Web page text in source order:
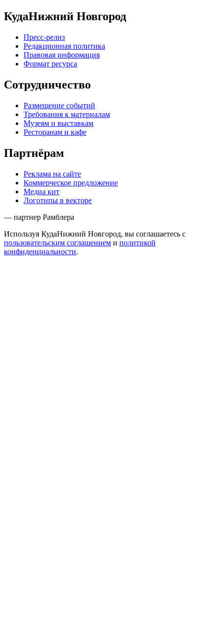
КудаНижний Новгород
Пресс-релиз
Редакционная политика
Правовая информация
Формат ресурса
Сотрудничество
Размещение событий
Требования к материалам
Музеям и выставкам
Ресторанам и кафе
Партнёрам
Реклама на сайте
Коммерческое предложение
Медиа кит
Логотипы в векторе
— партнер Рамблера
Используя КудаНижний Новгород, вы соглашаетесь с
пользовательским соглашением и политикой
конфиденциальности.